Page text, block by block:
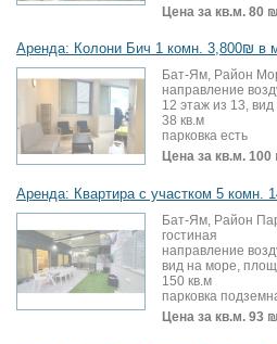
Цена за кв.м. 80 ₪
Аренда: Колони Бич 1 комн. 3,800₪ в
Бат-Ям, Район
направление
12 этаж из 13,
38 кв.м
парковка есть
Цена за кв.м. 100
Аренда: Квартира с участком 5 комн.
Бат-Ям, Район
гостиная
направление
вид на море,
150 кв.м
парковка
Цена за кв.м. 93 ₪